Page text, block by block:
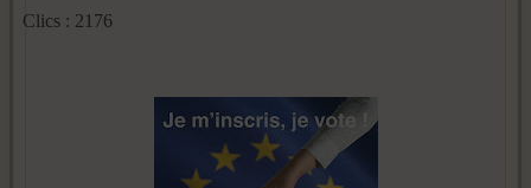
Clics : 2176